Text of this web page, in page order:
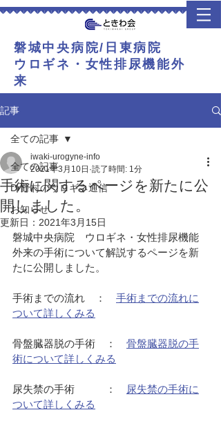
​磐城中央病院/日東病院
​ウロギネ・女性排尿機能外
来
記事
全ての記事
Dr野村のウロギネ通信
お知らせ
全ての記事
手術に関するページを新たに公
開しました。
iwaki-urogyne-info
2021年3月10日 読了時間: 1分
更新日： 2021年3月15日
磐城中央病院　ウロギネ・女性排尿機能
外来の手術について解説するページを新
たに公開しました。
手術までの流れ　： 手術までの流れに
ついて詳しくみる
骨盤臓器脱の手術　： 骨盤臓器脱の手
術について詳しくみる
尿失禁の手術　　　：
尿失禁の手術に
ついて詳しくみる